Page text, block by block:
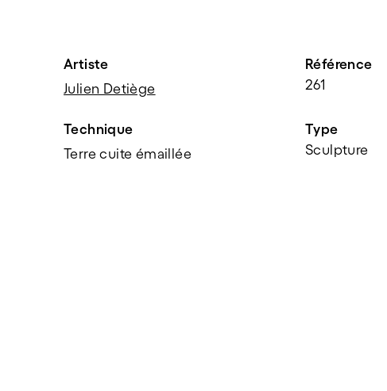
Artiste
Julien Detiège
Référence
261
Technique
Terre cuite émaillée
Type
Sculpture